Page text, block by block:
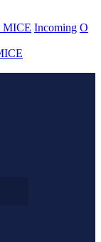
MICE Incoming О